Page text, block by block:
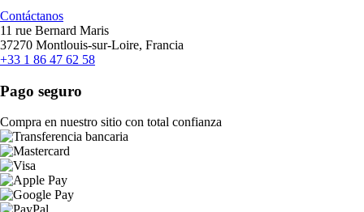
Contáctanos
11 rue Bernard Maris
37270 Montlouis-sur-Loire, Francia
+33 1 86 47 62 58
Pago seguro
Compra en nuestro sitio con total confianza